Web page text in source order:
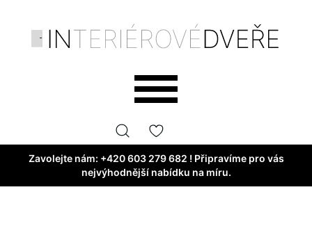
Zavolejte nám: +420 603 279 682 ! Připravíme pro vás
nejvýhodnější nabídku na míru.